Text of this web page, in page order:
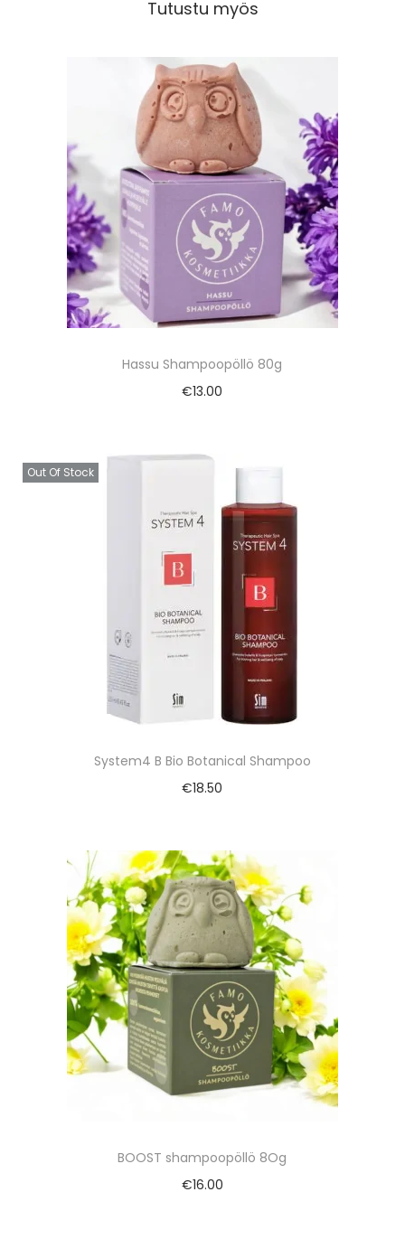
Tutustu myös
Hassu Shampoopöllö 80g
€13.00
Out Of Stock
System4 B Bio Botanical Shampoo
€18.50
BOOST shampoopöllö 8Og
€16.00